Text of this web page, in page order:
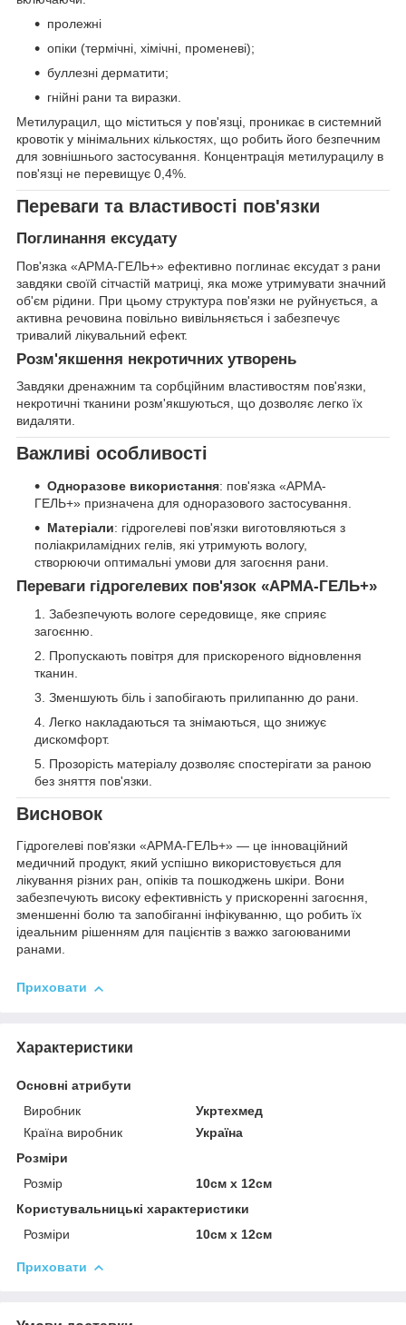
пролежні
опіки (термічні, хімічні, променеві);
буллезні дерматити;
гнійні рани та виразки.
Метилурацил, що міститься у пов'язці, проникає в системний
кровотік у мінімальних кількостях, що робить його безпечним
для зовнішнього застосування. Концентрація метилурацилу в
пов'язці не перевищує 0,4%.
Переваги та властивості пов'язки
Поглинання ексудату
Пов'язка «АРМА-ГЕЛЬ+» ефективно поглинає ексудат з рани
завдяки своїй сітчастій матриці, яка може утримувати значний
об'єм рідини. При цьому структура пов'язки не руйнується, а
активна речовина повільно вивільняється і забезпечує
тривалий лікувальний ефект.
Розм'якшення некротичних утворень
Завдяки дренажним та сорбційним властивостям пов'язки,
некротичні тканини розм'якшуються, що дозволяє легко їх
видаляти.
Важливі особливості
Одноразове використання: пов'язка «АРМА-
ГЕЛЬ+» призначена для одноразового застосування.
Матеріали: гідрогелеві пов'язки виготовляються з
поліакриламідних гелів, які утримують вологу,
створюючи оптимальні умови для загоєння рани.
Переваги гідрогелевих пов'язок «АРМА-ГЕЛЬ+»
Забезпечують вологе середовище, яке сприяє
загоєнню.
Пропускають повітря для прискореного відновлення
тканин.
Зменшують біль і запобігають прилипанню до рани.
Легко накладаються та знімаються, що знижує
дискомфорт.
Прозорість матеріалу дозволяє спостерігати за раною
без зняття пов'язки.
Висновок
Гідрогелеві пов'язки «АРМА-ГЕЛЬ+» — це інноваційний
медичний продукт, який успішно використовується для
лікування різних ран, опіків та пошкоджень шкіри. Вони
забезпечують високу ефективність у прискоренні загоєння,
зменшенні болю та запобіганні інфікуванню, що робить їх
ідеальним рішенням для пацієнтів з важко загоюваними
ранами.
Приховати
Характеристики
Основні атрибути
Виробник
Укртехмед
Країна виробник
Україна
Розміри
Розмір
10см x 12см
Користувальницькі характеристики
Розміри
10см х 12см
Приховати